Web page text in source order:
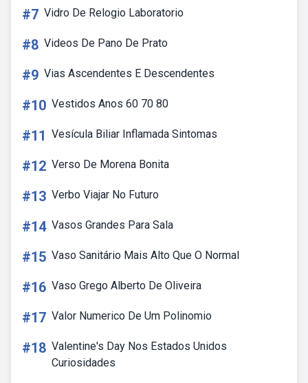
#7 Vidro De Relogio Laboratorio
#8 Videos De Pano De Prato
#9 Vias Ascendentes E Descendentes
#10 Vestidos Anos 60 70 80
#11 Vesícula Biliar Inflamada Sintomas
#12 Verso De Morena Bonita
#13 Verbo Viajar No Futuro
#14 Vasos Grandes Para Sala
#15 Vaso Sanitário Mais Alto Que O Normal
#16 Vaso Grego Alberto De Oliveira
#17 Valor Numerico De Um Polinomio
#18 Valentine's Day Nos Estados Unidos
Curiosidades